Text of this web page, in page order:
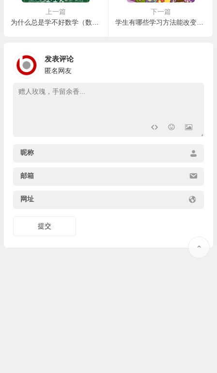
上一篇
下一篇
学生有哪些学习方法能改变孩子一生（六条忠告）？
发表评论
匿名网友
昵称
邮箱
网址
提交